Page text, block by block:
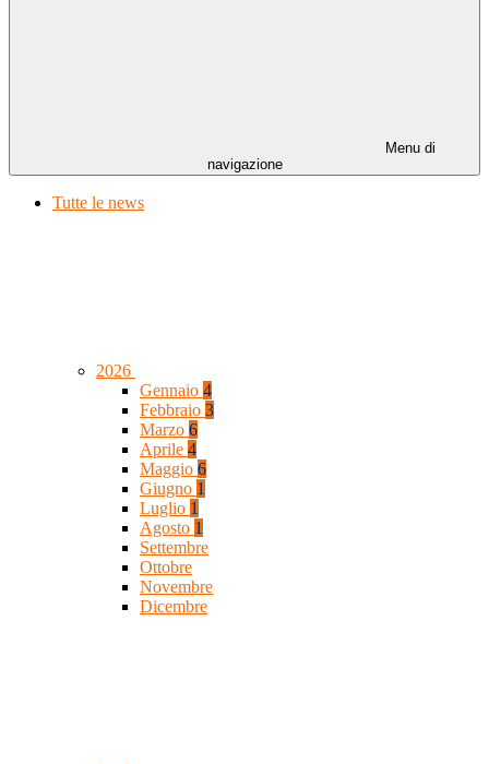
Menu di
navigazione
Tutte le news
2026
Gennaio 4
Febbraio 3
Marzo 6
Aprile 4
Maggio 6
Giugno 1
Luglio 1
Agosto 1
Settembre
Ottobre
Novembre
Dicembre